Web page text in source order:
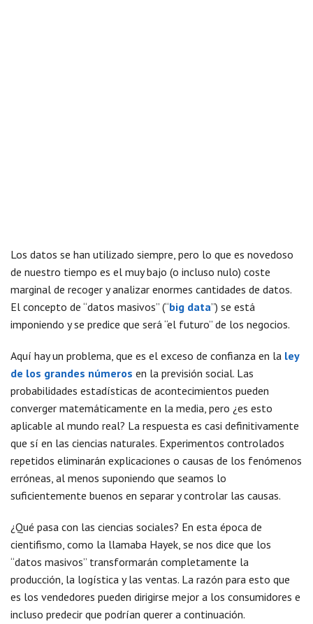
Los datos se han utilizado siempre, pero lo que es novedoso
de nuestro tiempo es el muy bajo (o incluso nulo) coste
marginal de recoger y analizar enormes cantidades de datos.
El concepto de “datos masivos” (“big data”) se está
imponiendo y se predice que será “el futuro” de los negocios.
Aquí hay un problema, que es el exceso de confianza en la ley
de los grandes números en la previsión social. Las
probabilidades estadísticas de acontecimientos pueden
converger matemáticamente en la media, pero ¿es esto
aplicable al mundo real? La respuesta es casi definitivamente
que sí en las ciencias naturales. Experimentos controlados
repetidos eliminarán explicaciones o causas de los fenómenos
erróneas, al menos suponiendo que seamos lo
suficientemente buenos en separar y controlar las causas.
¿Qué pasa con las ciencias sociales? En esta época de
cientifismo, como la llamaba Hayek, se nos dice que los
“datos masivos” transformarán completamente la
producción, la logística y las ventas. La razón para esto que
es los vendedores pueden dirigirse mejor a los consumidores e
incluso predecir que podrían querer a continuación.